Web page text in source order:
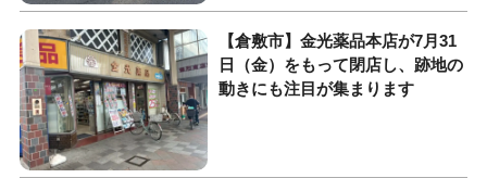
【倉敷市】金光薬品本店が7月31
日（金）をもって閉店し、跡地の
動きにも注目が集まります